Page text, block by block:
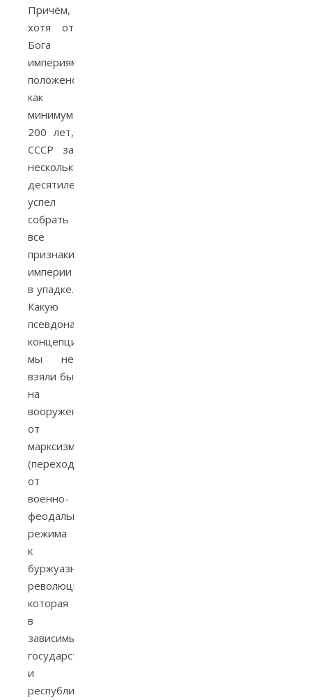
Причём,
хотя от
Бога
империям
положено
как
минимум
200 лет,
СССР за
несколько
десятилетий
успел
собрать
все
признаки
империи
в упадке.
Какую
псевдонаучную
концепцию
мы не
взяли бы
на
вооружение,
от
марксизма
(переход
от
военно-
феодального
режима
к
буржуазной
революции,
которая
в
зависимых
государствах
и
республиках